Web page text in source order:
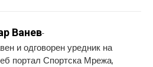
Ванев-
и одговорен уредник на
портал Спортска Мрежа,